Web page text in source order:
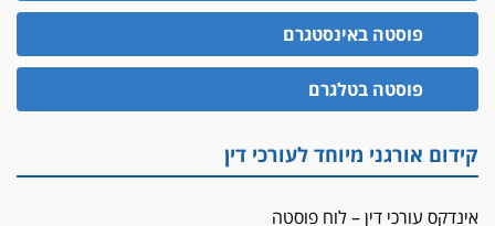
האופנוע חזר הביתה
עו"ד גיל פרידמן והרפתקאות אופנוע השטח שלו
הזכות לטנף
זוכה עורך-דין שהשווה את ברק לסינוואר ואת
מאסר לעורך הדין
פיקטיביות בשם פלסטינים
פוסטה באינסטגרם
פוסטה בטלגרם
קידום אורגני מיוחד לעורכי דין
אינדקס עורכי דין – לוח פוסטה